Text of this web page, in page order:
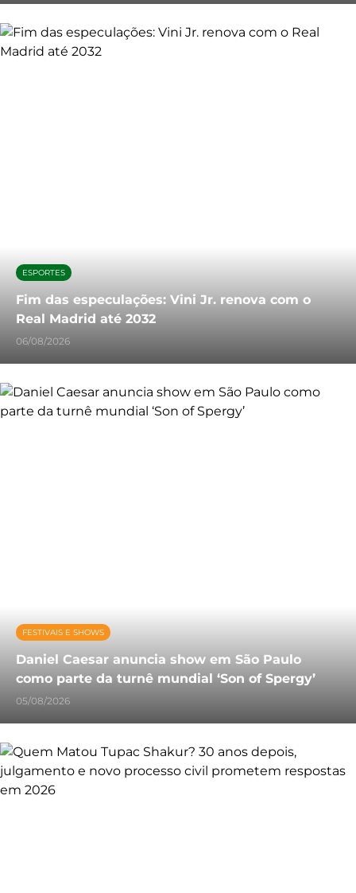
ESPORTES
Fim das especulações: Vini Jr. renova com o
Real Madrid até 2032
06/08/2026
FESTIVAIS E SHOWS
Daniel Caesar anuncia show em São Paulo
como parte da turnê mundial ‘Son of Spergy’
05/08/2026